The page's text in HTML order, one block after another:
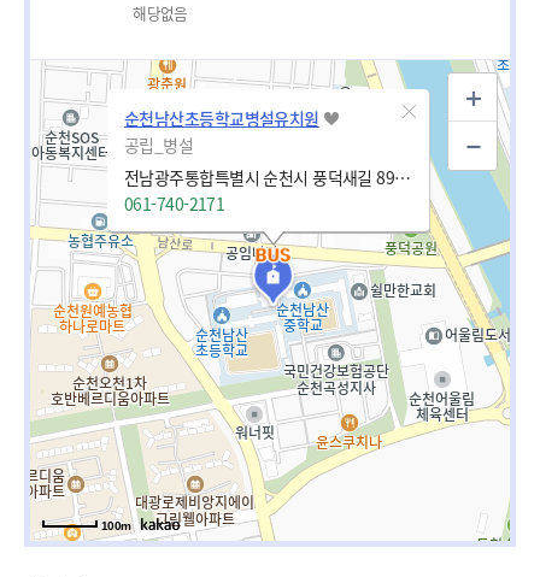
해당없음
순천남산초등학교병설유치원
공립_병설
전남광주통합특별시 순천시 풍덕새길 89 (풍덕동)
061-740-2171
100m